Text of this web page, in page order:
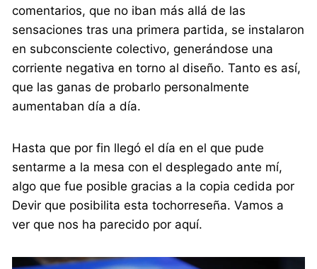
comentarios, que no iban más allá de las
sensaciones tras una primera partida, se instalaron
en subconsciente colectivo, generándose una
corriente negativa en torno al diseño. Tanto es así,
que las ganas de probarlo personalmente
aumentaban día a día.
Hasta que por fin llegó el día en el que pude
sentarme a la mesa con el desplegado ante mí,
algo que fue posible gracias a la copia cedida por
Devir que posibilita esta tochorreseña. Vamos a
ver que nos ha parecido por aquí.